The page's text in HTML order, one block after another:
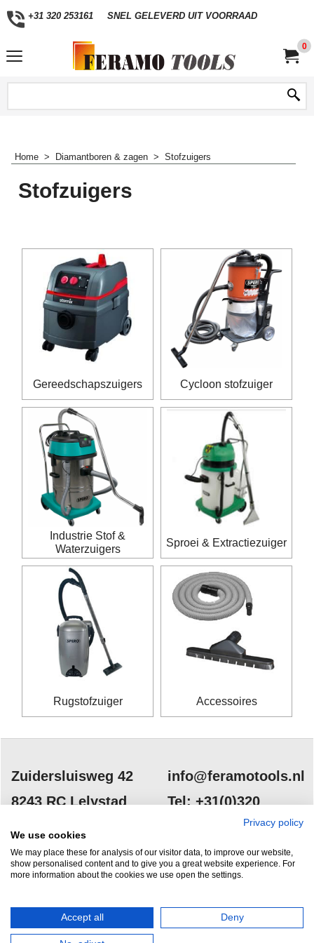
+31 320 253161 SNEL GELEVERD UIT VOORRAAD
0
Home > Diamantboren & zagen > Stofzuigers
Stofzuigers
Gereedschapszuigers Cycloon stofzuiger
Industrie Stof &
Waterzuigers
Sproei & Extractiezuiger
Rugstofzuiger Accessoires
Zuidersluisweg 42
8243 RC Lelystad
info@feramotools.nl
Tel: +31(0)320
Privacy policy
We use cookies
We may place these for analysis of our visitor data, to improve our website,
show personalised content and to give you a great website experience. For
more information about the cookies we use open the settings.
Accept all Deny